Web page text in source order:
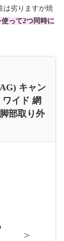
は劣りますが焼
って2つ同時に
キャン
イド 網
部取り外
＞